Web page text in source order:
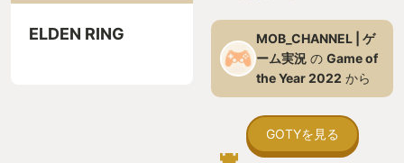
ELDEN RING
MOB_CHANNEL | ゲ
ーム実況 の Game of
the Year 2022 から
GOTYを見る